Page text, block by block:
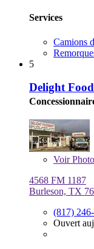
Services
Camions
5
Delight
Voir
4568 FM 1187
Burleson, TX
(817)
Ouvert